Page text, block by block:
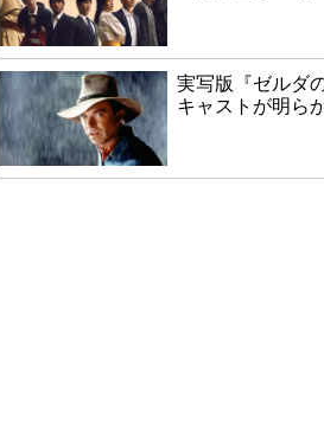
実写版『ゼルダ
キャストが明ら